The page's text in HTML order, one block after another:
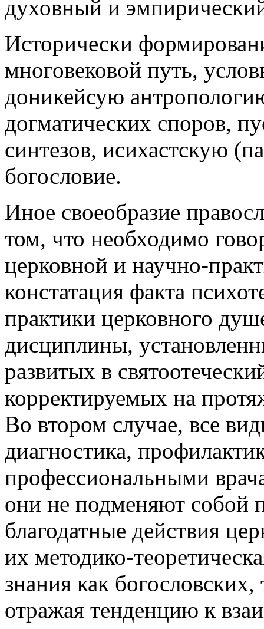
духовный и
Исторически
многовековой путь,
доникейсую
догматических споров,
синтезов, исихастскую
богословие.
Иное своеобразие
том, что необходимо
церковной и научно-
констатация факта
практики церковного
дисциплины,
развитых в
корректируемых на
Во втором случае, все
диагностика,
профессиональными
они не подменяют собой
благодатные действия
их методико-
знания как
отражая тенденцию к